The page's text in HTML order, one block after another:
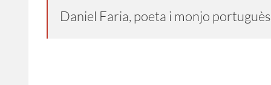
Daniel Faria, poeta i monjo portuguès